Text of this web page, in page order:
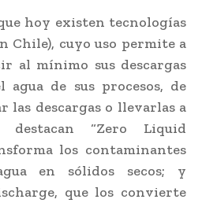
hoy existen tecnologías
Chile), cuyo uso permite a
al mínimo sus descargas
de sus procesos, de
las descargas o llevarlas a
“Zero Liquid
los contaminantes
en sólidos secos; y
que los convierte